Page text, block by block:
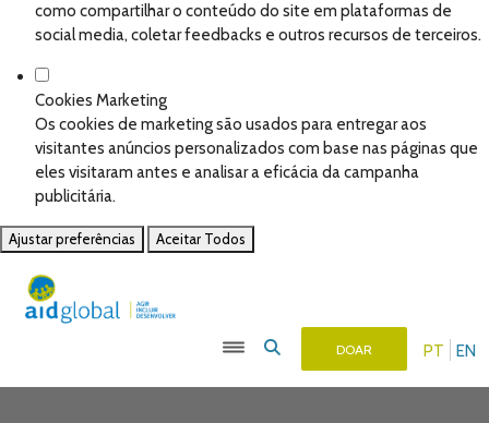
como compartilhar o conteúdo do site em plataformas de
social media, coletar feedbacks e outros recursos de terceiros.
Cookies Marketing
Os cookies de marketing são usados para entregar aos
visitantes anúncios personalizados com base nas páginas que
eles visitaram antes e analisar a eficácia da campanha
publicitária.
Ajustar preferências Aceitar Todos
PT EN
DOAR